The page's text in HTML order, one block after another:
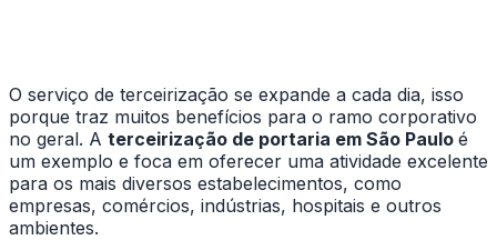
O serviço de terceirização se expande a cada dia, isso
porque traz muitos benefícios para o ramo corporativo
no geral. A terceirização de portaria em São Paulo é
um exemplo e foca em oferecer uma atividade excelente
para os mais diversos estabelecimentos, como
empresas, comércios, indústrias, hospitais e outros
ambientes.